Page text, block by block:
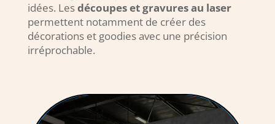
idées. Lesdécoupes et gravures au laser
permettent notamment de créer des
décorations et goodies avec une précision
irréprochable.